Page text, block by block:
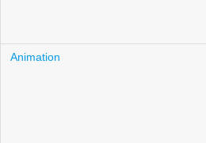
Animation